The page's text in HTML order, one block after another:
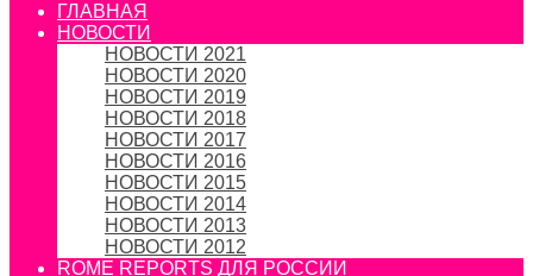
ГЛАВНАЯ
НОВОСТИ
НОВОСТИ 2021
НОВОСТИ 2020
НОВОСТИ 2019
НОВОСТИ 2018
НОВОСТИ 2017
НОВОСТИ 2016
НОВОСТИ 2015
НОВОСТИ 2014
НОВОСТИ 2013
НОВОСТИ 2012
ROME REPORTS ДЛЯ РОССИИ